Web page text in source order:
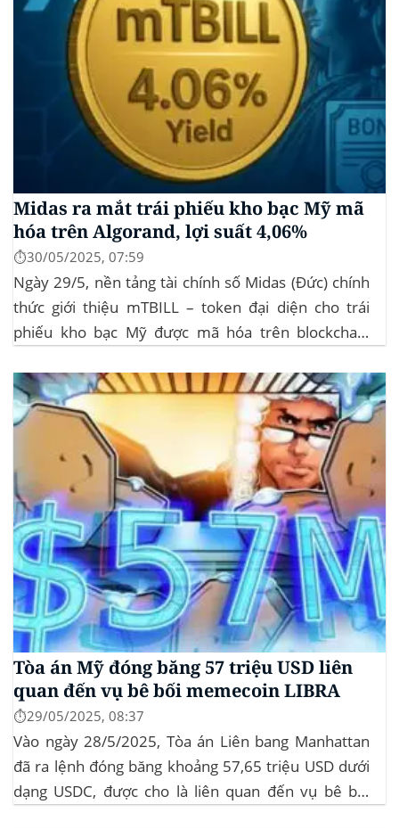
Midas ra mắt trái phiếu kho bạc Mỹ mã
hóa trên Algorand, lợi suất 4,06%
⏱️30/05/2025, 07:59
Ngày 29/5, nền tảng tài chính số Midas (Đức) chính
thức giới thiệu mTBILL – token đại diện cho trái
phiếu kho bạc Mỹ được mã hóa trên blockchain
không yêu cầu mức đầu tư tối thiểu. mTBILL được
bảo chứng bằng...
Tòa án Mỹ đóng băng 57 triệu USD liên
quan đến vụ bê bối memecoin LIBRA
⏱️29/05/2025, 08:37
Vào ngày 28/5/2025, Tòa án Liên bang Manhattan
đã ra lệnh đóng băng khoảng 57,65 triệu USD dưới
dạng USDC, được cho là liên quan đến vụ bê bối